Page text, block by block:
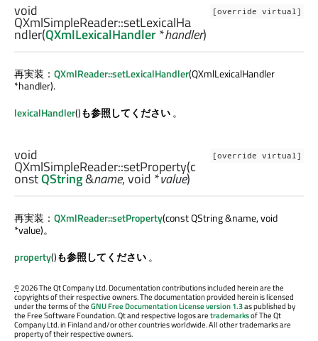
[override virtual]
void
QXmlSimpleReader::setLexicalHa
ndler(QXmlLexicalHandler*handler)
再実装： QXmlReader::setLexicalHandler(QXmlLexicalHandler
*handler).
lexicalHandler()も参照してください。
[override virtual]
void
QXmlSimpleReader::setProperty(c
onstQString&name,void *value)
再実装： QXmlReader::setProperty(const QString &name, void
*value)。
property()も参照してください。
©2026 The Qt Company Ltd. Documentation contributions included herein are the
copyrights of their respective owners. The documentation provided herein is licensed
under the terms of theGNU Free Documentation License version 1.3as published by
the Free Software Foundation. Qt and respective logos aretrademarksof The Qt
Company Ltd. in Finland and/or other countries worldwide. All other trademarks are
property of their respective owners.